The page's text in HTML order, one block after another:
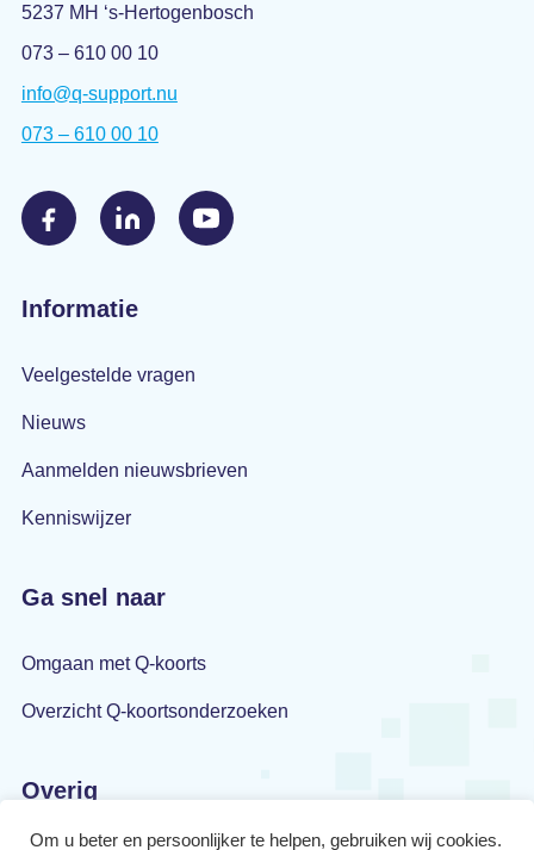
5237 MH ‘s-Hertogenbosch
073 – 610 00 10
info@q-support.nu
073 – 610 00 10
Informatie
Veelgestelde vragen
Nieuws
Aanmelden nieuwsbrieven
Kenniswijzer
Ga snel naar
Omgaan met Q-koorts
Overzicht Q-koortsonderzoeken
Overig
Om u beter en persoonlijker te helpen, gebruiken wij cookies.